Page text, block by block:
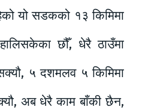
यो सडकको १३ किमिमा
छौँ, धेरै ठाउँमा
५ दशमलव ५ किमिमा
अब धेरै काम बाँकी छैन,